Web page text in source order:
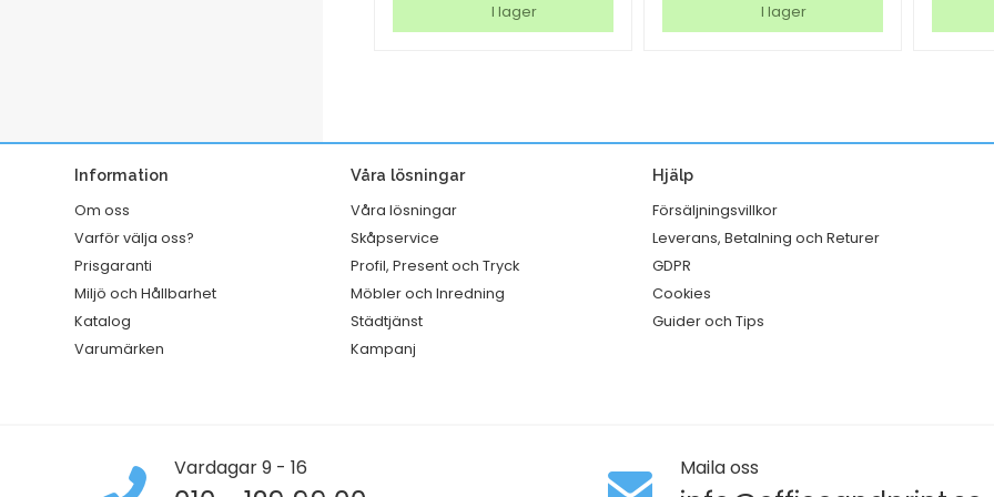
tag
I lager
T580DW
I lager
50cl
Information
Om oss
Varför välja oss?
Prisgaranti
Miljö och Hållbarhet
Katalog
Varumärken
Våra lösningar
Våra lösningar
Skåpservice
Profil, Present och Tryck
Möbler och Inredning
Städtjänst
Kampanj
Hjälp
Försäljningsvillkor
Leverans, Betalning och Returer
GDPR
Cookies
Guider och Tips
Vardagar 9 - 16 Maila oss